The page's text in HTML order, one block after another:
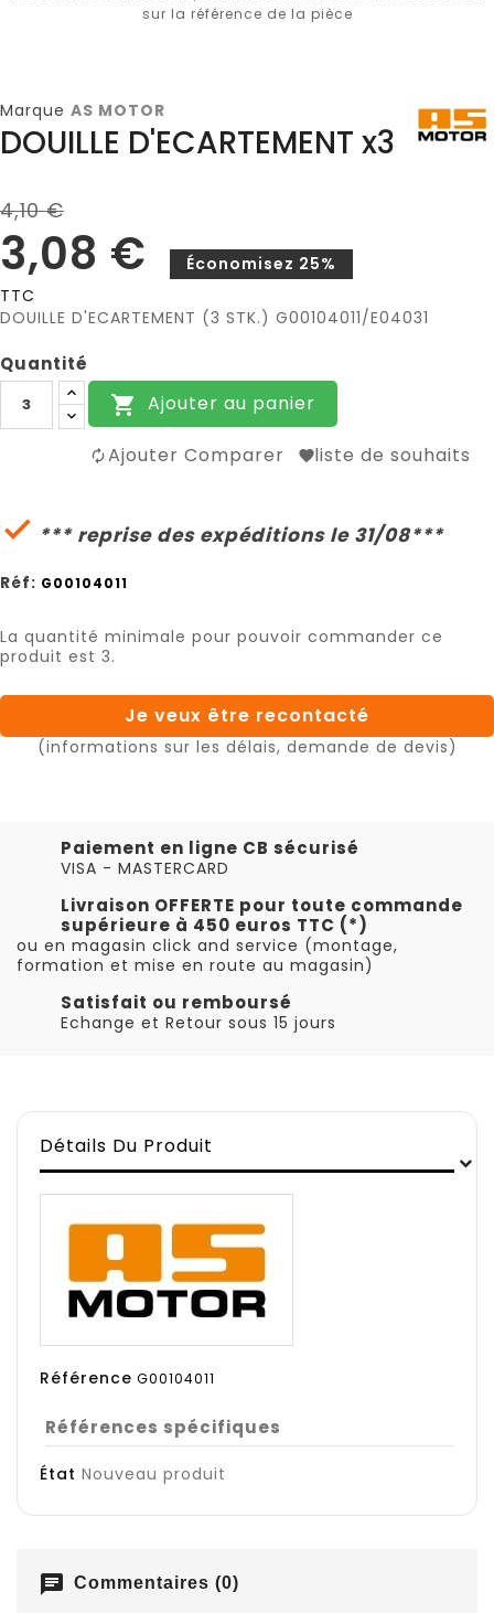
sur la référence de la pièce
Marque AS MOTOR
DOUILLE D'ECARTEMENT x3
4,10 €
3,08 €
Économisez 25%
TTC
DOUILLE D'ECARTEMENT (3 STK.) G00104011/E04031
Quantité
 Ajouter au panier
Ajouter Comparer liste de souhaits
 *** reprise des expéditions le 31/08***
Réf: G00104011
La quantité minimale pour pouvoir commander ce
produit est 3.
Je veux être recontacté
(informations sur les délais, demande de devis)
Paiement en ligne CB sécurisé
VISA - MASTERCARD
Livraison OFFERTE pour toute commande
supérieure à 450 euros TTC (*)
ou en magasin click and service (montage,
formation et mise en route au magasin)
Satisfait ou remboursé
Echange et Retour sous 15 jours
Détails Du Produit
Référence G00104011
Références spécifiques
État Nouveau produit
chat Commentaires (0)